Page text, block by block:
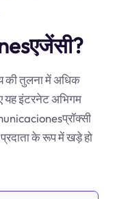
की तुलना में अधिक
यह इंटरनेट अभिगम
के रूप में खड़े हो